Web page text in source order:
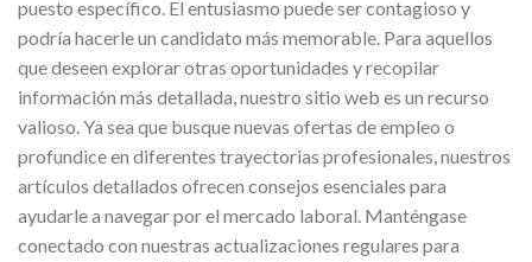
puesto específico. El entusiasmo puede ser contagioso y
podría hacerle un candidato más memorable. Para aquellos
que deseen explorar otras oportunidades y recopilar
información más detallada, nuestro sitio web es un recurso
valioso. Ya sea que busque nuevas ofertas de empleo o
profundice en diferentes trayectorias profesionales, nuestros
artículos detallados ofrecen consejos esenciales para
ayudarle a navegar por el mercado laboral. Manténgase
conectado con nuestras actualizaciones regulares para